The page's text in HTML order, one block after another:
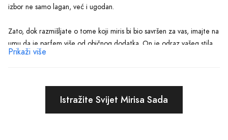
izbor ne samo lagan, već i ugodan.
Zato, dok razmišljate o tome koji miris bi bio savršen za vas, imajte na
umu da je parfem više od običnog dodatka. On je odraz vašeg stila,
vaše duše, i iznimno je moćan alat u ostavljanju neizbrisivog utiska na
Ne zaboravite, izbor parfema je intiman proces, jedinstven kao što
Prikaži više
Istražite Svijet Mirisa Sada